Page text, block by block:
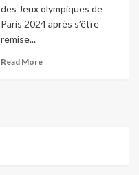
des Jeux olympiques de
Paris 2024 après s’être
remise...
Read More